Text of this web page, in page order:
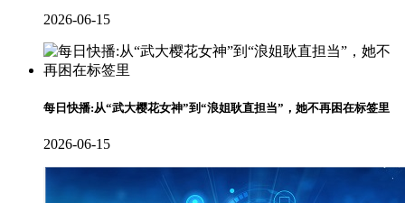
2026-06-15
每日快播:从“武大樱花女神”到“浪姐耿直担当”，她不再困在标签里
2026-06-15